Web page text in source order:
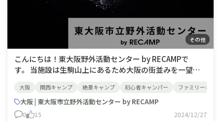
その他
こんにちは！東大阪野外活動センター by RECAMPで
す。 当施設は生駒山上にあるため大阪の街並みを一望す
橋、淡路島、関西国際空港なども観ることできます。そし
て、なんといっても夜景！キラキラの夜景をこんな近くで
見下ろすことができるキャン
大阪 関西キャンプ 絶景キャンプ 初心者キャンパー ファミリーキャ
大阪 | 東大阪市立野外活動センター by RECAMP
0 15 2024/12/27